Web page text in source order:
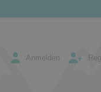
Anmelden